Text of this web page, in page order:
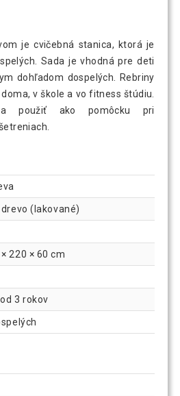
je cvičebná stanica, ktorá je
Sada je vhodná pre deti
dohľadom dospelých. Rebriny
v škole a vo fitness štúdiu.
použiť ako pomôcku pri
(lakované)
220 × 60 cm
3 rokov